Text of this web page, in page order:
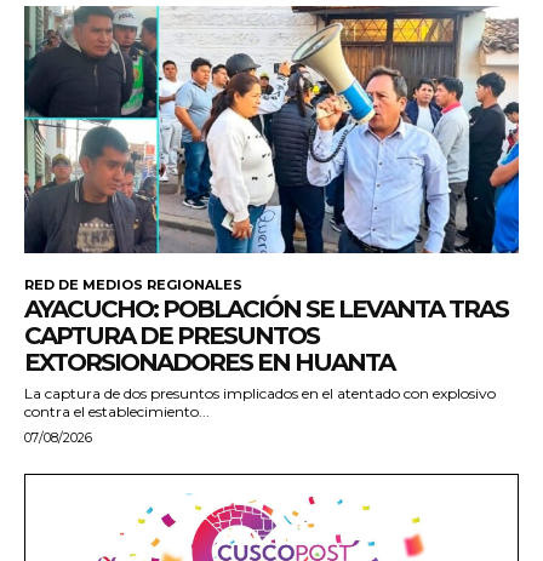
RED DE MEDIOS REGIONALES
AYACUCHO: POBLACIÓN SE LEVANTA TRAS
CAPTURA DE PRESUNTOS
EXTORSIONADORES EN HUANTA
La captura de dos presuntos implicados en el atentado con explosivo
contra el establecimiento...
07/08/2026